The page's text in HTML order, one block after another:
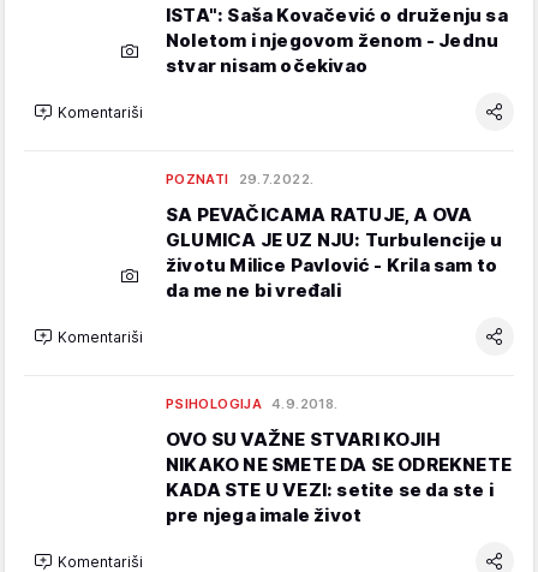
ISTA": Saša Kovačević o druženju sa
Noletom i njegovom ženom - Jednu
stvar nisam očekivao
Komentariši
POZNATI 29.7.2022.
SA PEVAČICAMA RATUJE, A OVA
GLUMICA JE UZ NJU: Turbulencije u
životu Milice Pavlović - Krila sam to
da me ne bi vređali
Komentariši
PSIHOLOGIJA 4.9.2018.
OVO SU VAŽNE STVARI KOJIH
NIKAKO NE SMETE DA SE ODREKNETE
KADA STE U VEZI: setite se da ste i
pre njega imale život
Komentariši